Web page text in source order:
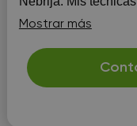
aprender la lengua
Mostrar más